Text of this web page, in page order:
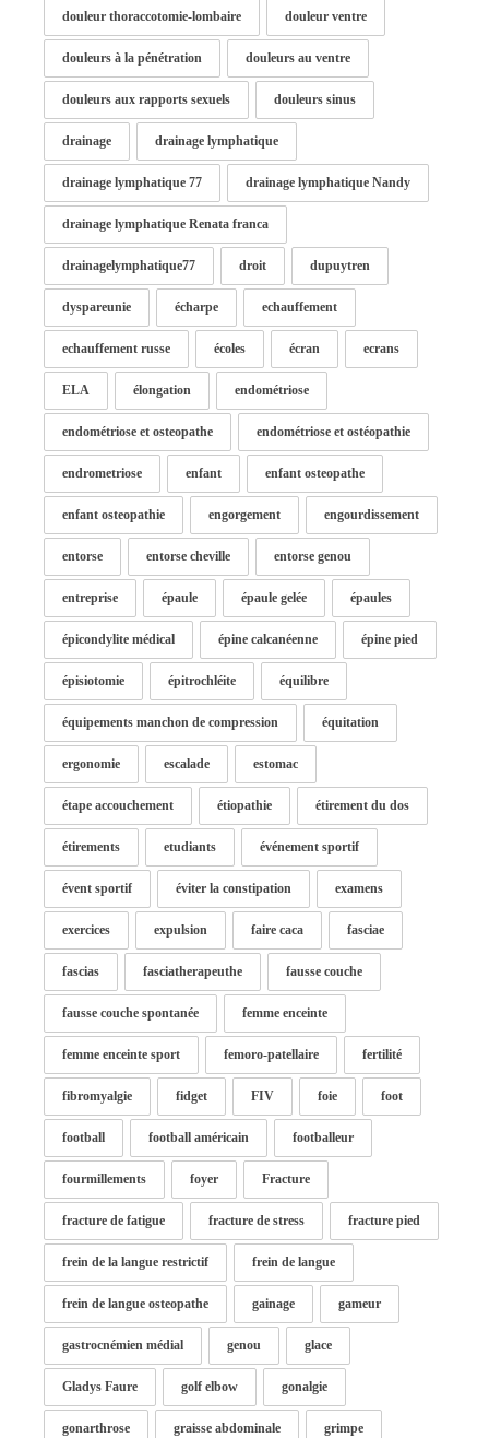
douleur thoraccotomie-lombaire douleur ventre
douleurs à la pénétration douleurs au ventre
douleurs aux rapports sexuels douleurs sinus
drainage drainage lymphatique
drainage lymphatique 77 drainage lymphatique Nandy
drainage lymphatique Renata franca
drainagelymphatique77 droit dupuytren
dyspareunie écharpe echauffement
echauffement russe écoles écran ecrans
ELA élongation endométriose
endométriose et osteopathe endométriose et ostéopathie
endrometriose enfant enfant osteopathe
enfant osteopathie engorgement engourdissement
entorse entorse cheville entorse genou
entreprise épaule épaule gelée épaules
épicondylite médical épine calcanéenne épine pied
épisiotomie épitrochléite équilibre
équipements manchon de compression équitation
ergonomie escalade estomac
étape accouchement étiopathie étirement du dos
étirements etudiants événement sportif
évent sportif éviter la constipation examens
exercices expulsion faire caca fasciae
fascias fasciatherapeuthe fausse couche
fausse couche spontanée femme enceinte
femme enceinte sport femoro-patellaire fertilité
fibromyalgie fidget FIV foie foot
football football américain footballeur
fourmillements foyer Fracture
fracture de fatigue fracture de stress fracture pied
frein de la langue restrictif frein de langue
frein de langue osteopathe gainage gameur
gastrocnémien médial genou glace
Gladys Faure golf elbow gonalgie
gonarthrose graisse abdominale grimpe